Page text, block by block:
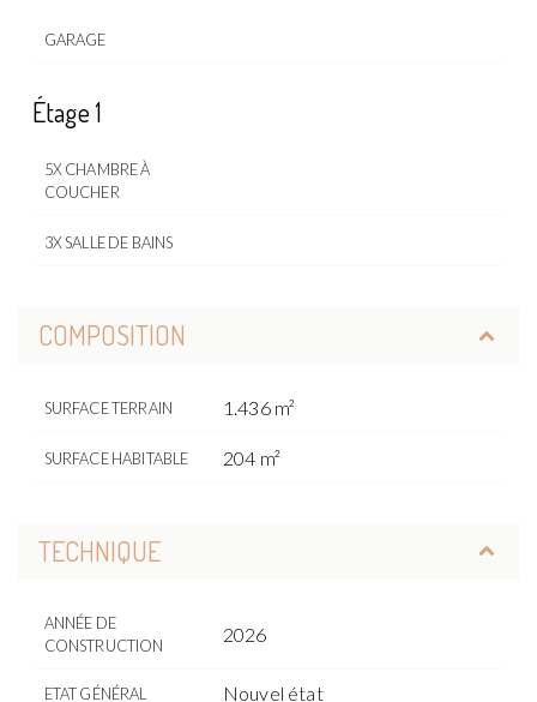
GARAGE
Étage 1
5X CHAMBRE À
COUCHER
3X SALLE DE BAINS
COMPOSITION
SURFACE TERRAIN 1.436 m²
SURFACE HABITABLE 204 m²
TECHNIQUE
ANNÉE DE
CONSTRUCTION
2026
ETAT GÉNÉRAL Nouvel état